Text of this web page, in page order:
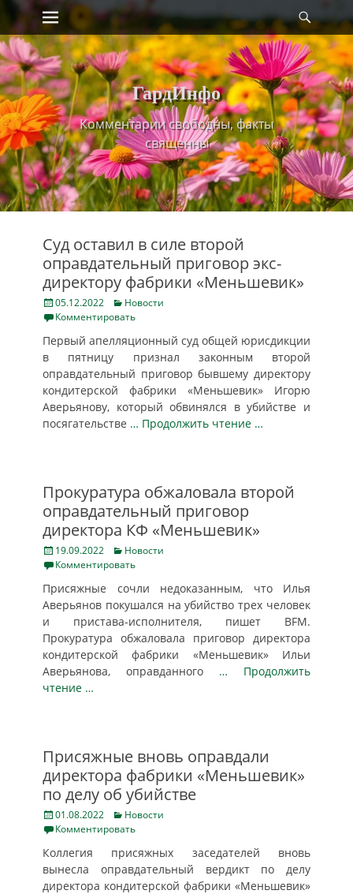
Skip
content
Primary Menu
ГардИнфо
Комментарии свободны, факты
священны
Суд оставил в силе второй
оправдательный приговор экс-
директору фабрики «Меньшевик»
Posted
on
05.12.2022 Categories
Новости
Комментировать
Первый апелляционный суд общей юрисдикции
в пятницу признал законным второй
оправдательный приговор бывшему директору
кондитерской фабрики «Меньшевик» Игорю
Аверьянову, который обвинялся в убийстве и
посягательстве … Продолжить чтение …
Прокуратура обжаловала второй
оправдательный приговор
директора КФ «Меньшевик»
Posted
on
19.09.2022 Categories
Новости
Комментировать
Присяжные сочли недоказанным, что Илья
Аверьянов покушался на убийство трех человек
и пристава-исполнителя, пишет BFM.
Прокуратура обжаловала приговор директора
кондитерской фабрики «Меньшевик» Ильи
Аверьянова, оправданного … Продолжить
чтение …
Присяжные вновь оправдали
директора фабрики «Меньшевик»
по делу об убийстве
Posted
on
01.08.2022 Categories
Новости
Комментировать
Коллегия присяжных заседателей вновь
вынесла оправдательный вердикт по делу
директора кондитерской фабрики «Меньшевик»